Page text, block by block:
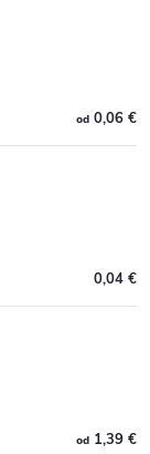
od0,06 €
0,04 €
od1,39 €